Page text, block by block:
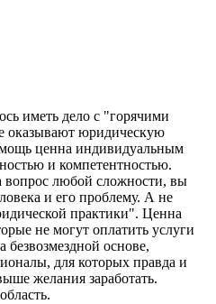
иметь дело с "горячими
оказывают юридическую
ценна индивидуальным
и компетентностью.
вопрос любой сложности, вы
и его проблему. А не
практики". Ценна
не могут оплатить услуги
основе,
для которых правда и
желания заработать.